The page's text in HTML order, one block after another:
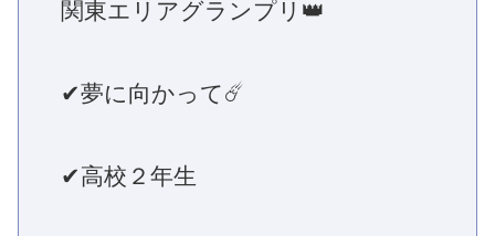
関東エリアグランプリ👑
✔夢に向かって☄️
✔高校２年生